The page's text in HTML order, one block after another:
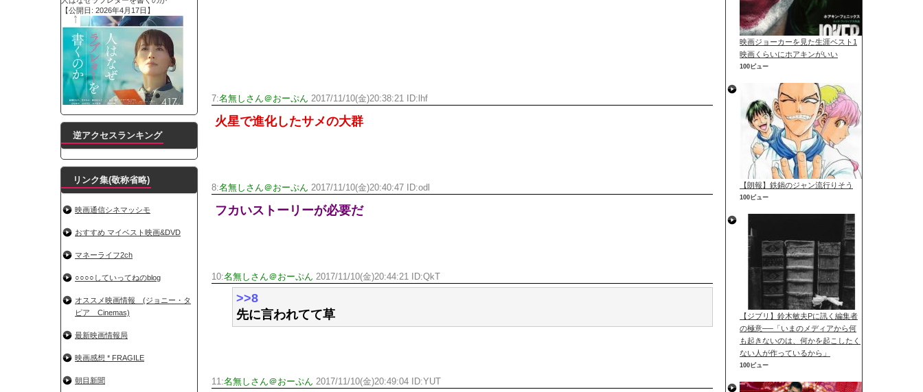
7:名無しさん＠おーぷん 2017/11/10(金)20:38:21 ID: lhf
火星で進化したサメの大群
8:名無しさん＠おーぷん 2017/11/10(金)20:40:47 ID:odl
フカいストーリーが必要だ
10:名無しさん＠おーぷん 2017/11/10(金)20:44:21 ID:QkT
>>8
先に言われてて草
11:名無しさん＠おーぷん 2017/11/10(金)20:49:04 ID:YUT
【公開日: 2026年4月17日】
逆アクセスランキング
リンク集(敬称省略)
映画通信シネマッシモ
おすすめ マイベスト映画&DVD
マネーライフ2ch
○○○○していってねのblog
オススメ映画情報 (ジョニー・タ
ピア Cinemas)
最新映画情報局
映画感想 * FRAGILE
朝目新聞
映画ジョーカーを見た生涯ベスト1
映画くらいにホアキンがいい
100ビュー
【朗報】鉄鍋のジャン流行りそう
100ビュー
【ジブリ】鈴木敏夫Pに訊く編集者
の極意──「いまのメディアから何
も起きないのは、何かを起こしたく
ない人が作っているから」
100ビュー